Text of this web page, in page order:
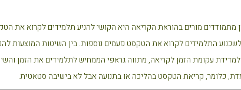
מתמודדים מורים בהוראת הקריאה היא הקושי להניע תלמידים לקרוא את
עקומת הזמן לקריאה, מתווה גראפי הממחיש לתלמידים את הזמן
כלומר, קריאת הטקסט בהליכה או בתנועה אבל לא בישיבה סטאטית.